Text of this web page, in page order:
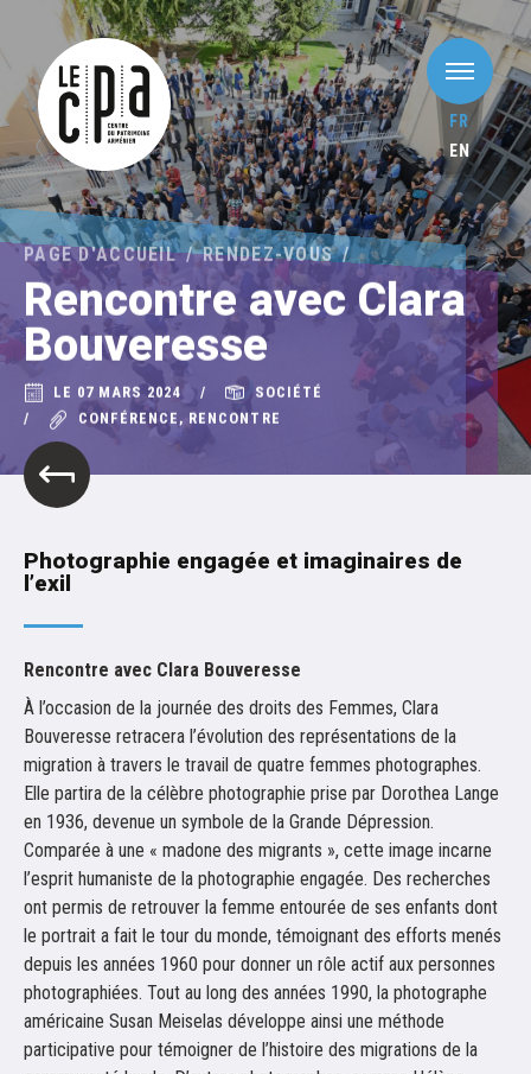
FR
EN
PAGE D'ACCUEIL RENDEZ-VOUS
Rencontre avec Clara
Bouveresse
LE 07 MARS 2024
SOCIÉTÉ
CONFÉRENCE, RENCONTRE
Photographie engagée et imaginaires de
l’exil
Rencontre avec Clara Bouveresse
À l’occasion de la journée des droits des Femmes, Clara
Bouveresse retracera l’évolution des représentations de la
migration à travers le travail de quatre femmes photographes.
Elle partira de la célèbre photographie prise par Dorothea Lange
en 1936, devenue un symbole de la Grande Dépression.
Comparée à une « madone des migrants », cette image incarne
l’esprit humaniste de la photographie engagée. Des recherches
ont permis de retrouver la femme entourée de ses enfants dont
le portrait a fait le tour du monde, témoignant des efforts menés
depuis les années 1960 pour donner un rôle actif aux personnes
photographiées. Tout au long des années 1990, la photographe
américaine Susan Meiselas développe ainsi une méthode
participative pour témoigner de l’histoire des migrations de la